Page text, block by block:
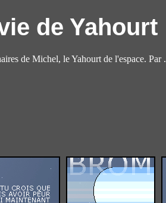
de Yahourt
de Michel, le Yahourt de l'espace. Par .